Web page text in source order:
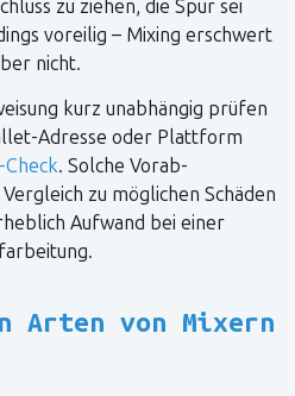
zu ziehen, die Spur sei
voreilig – Mixing erschwert
nicht.
kurz unabhängig prüfen
Adresse oder Plattform
. Solche Vorab-
zu möglichen Schäden
Aufwand bei einer
Arten von Mixern